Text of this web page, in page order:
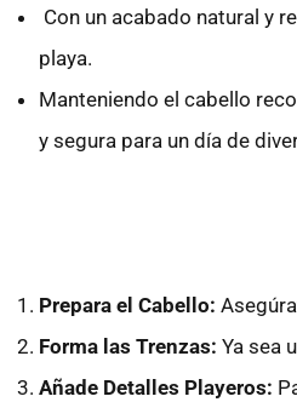
Con un acabado natural y
playa.
Manteniendo el cabello
y segura para un día de
Prepara el Cabello:
Forma las Trenzas: Ya sea
Añade Detalles Playeros: